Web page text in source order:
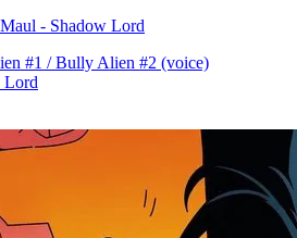
#1 / Bully Alien #2 (voice)
Lord